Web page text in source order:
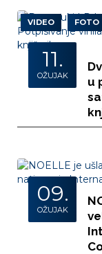
VIDEO FOTO
11.
OŽUJAK
u
09.
OŽUJAK